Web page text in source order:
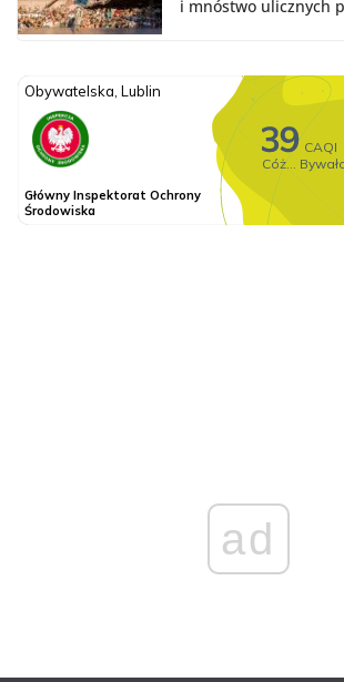
i mnóstwo ulicznych
ad